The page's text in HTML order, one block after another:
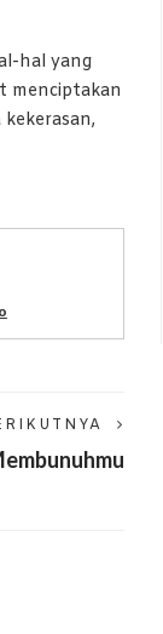
hal yang
menciptakan